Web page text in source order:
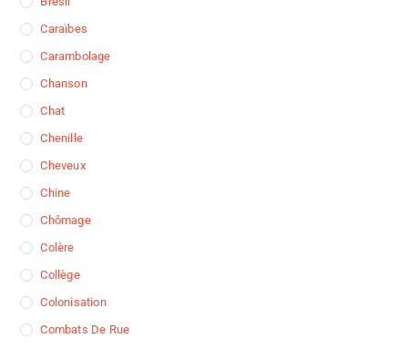
Caraïbes
Carambolage
Chanson
Chat
Chenille
Cheveux
Chine
Chômage
Colère
Collège
Colonisation
Combats De Rue